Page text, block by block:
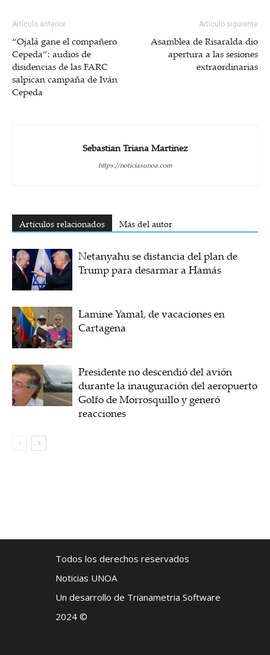
Artículo anterior
“Ojalá gane el compañero
Cepeda”: audios de
disidencias de las FARC
salpican campaña de Iván
Cepeda
Artículo siguiente
Asamblea de Risaralda dio
apertura a las sesiones
extraordinarias
Sebastian Triana Martinez
https://noticiasunoa.com
Artículos relacionados Más del autor
Netanyahu se distancia del plan de
Trump para desarmar a Hamás
Lamine Yamal, de vacaciones en
Cartagena
Presidente no descendió del avión
durante la inauguración del aeropuerto
Golfo de Morrosquillo y generó
reacciones
Todos los derechos reservados
Noticias UNOA
Un desarrollo de Trianametria Software
2024 ©